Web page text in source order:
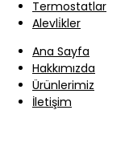
Termostatlar
Alevli̇kler
Ana Sayfa
Hakkımızda
Ürünlerimiz
İletişim